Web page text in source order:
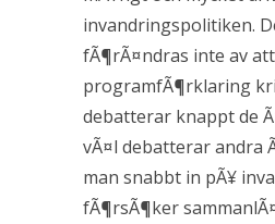
invandringspolitiken.
fÃ¶rÃ¤ndras inte av
programfÃ¶rklaring
debatterar knappt de
vÃ¤l debatterar andra
man snabbt in pÃ¥
fÃ¶rsÃ¶ker